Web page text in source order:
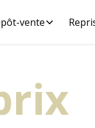
vente